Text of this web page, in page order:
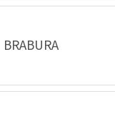
BRABURA